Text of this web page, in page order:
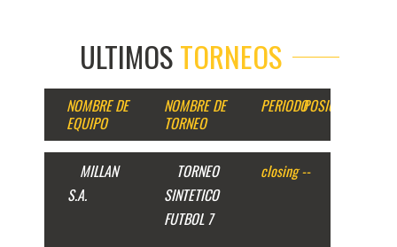
ULTIMOSTORNEOS
NOMBRE DE
EQUIPO
NOMBRE DE
TORNEO
PERIODOPOSICION
MILLAN
S.A.
TORNEO
SINTETICO
FUTBOL 7
closing --